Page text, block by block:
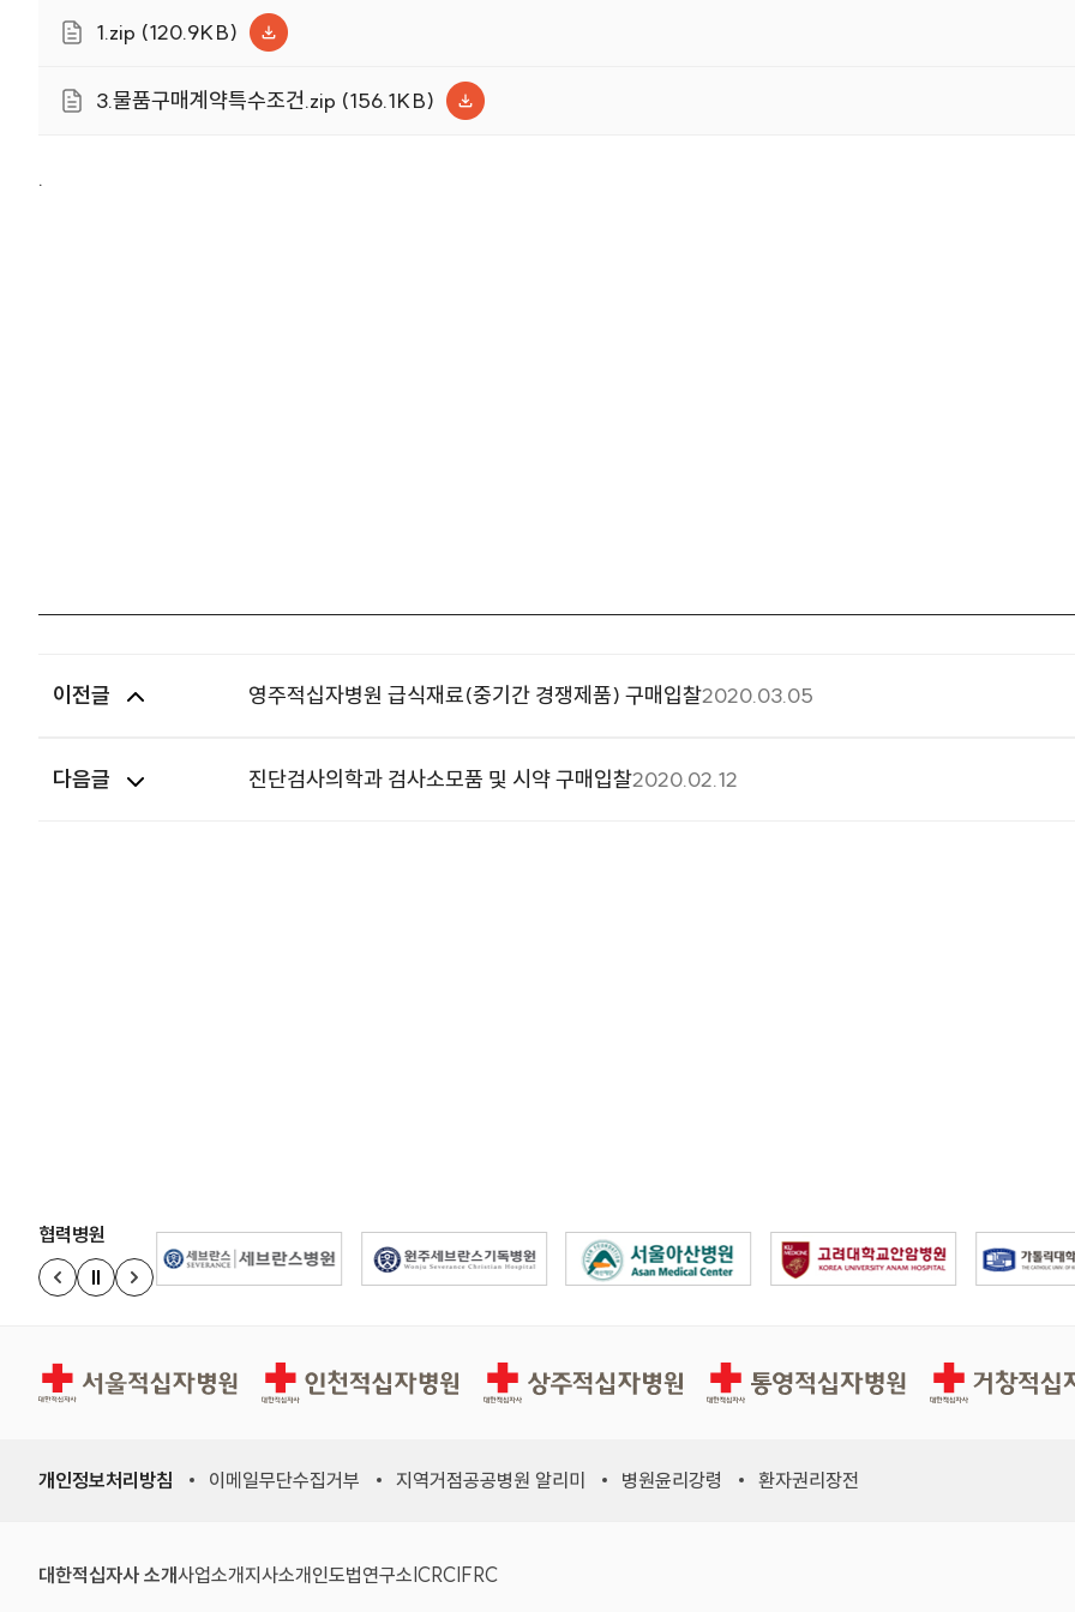
1.zip (120.9KB)
3.물품구매계약특수조건.zip (156.1KB)
.
이전글 영주적십자병원 급식재료(중기간 경쟁제품) 구매입찰2020.03.05
다음글 진단검사의학과 검사소모품 및 시약 구매입찰2020.02.12
협력병원
이전 슬라이드
정지
다음 슬라이드
경인권역재활병원 인천적십자병원 상주적십자병원 통영적십자병원 거창적십자병원
개인정보처리방침 이메일무단수집거부 지역거점공공병원 알리미 병원윤리강령 환자권리장전
대한적십자사 소개사업소개지사소개 인도법연구소 ICRC IFRC